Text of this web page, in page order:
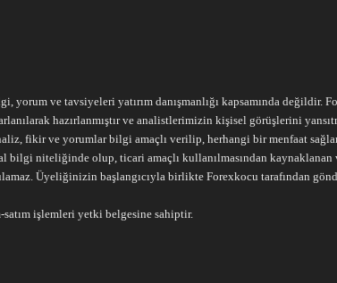
yorum ve tavsiyeleri yatırım danışmanlığı kapsamında
hazırlanmıştır ve analistlerimizin kişisel görüşlerini
fikir ve yorumlar bilgi amaçlı verilip, herhangi bir menfaat
bilgi niteliğinde olup, ticari amaçlı kullanılmasından
Üyeliğinizin başlangıcıyla birlikte Forexkocu tarafından
işlemleri yetki belgesine sahiptir.